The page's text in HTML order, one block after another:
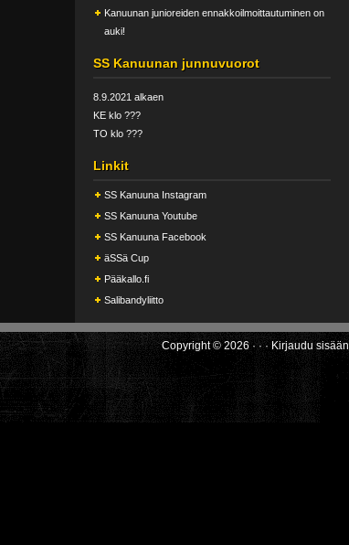
Kanuunan junioreiden ennakkoilmoittautuminen on
auki!
SS Kanuunan junnuvuorot
8.9.2021 alkaen
KE klo ???
TO klo ???
Linkit
SS Kanuuna Instagram
SS Kanuuna Youtube
SS Kanuuna Facebook
äSSä Cup
Pääkallo.fi
Salibandyliitto
Copyright © 2026 · · · Kirjaudu sisään